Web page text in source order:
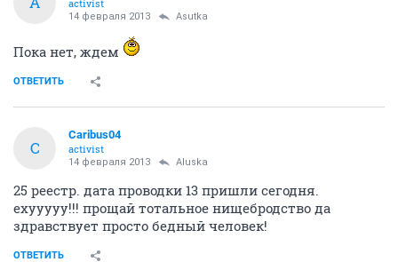
activist
14 февраля 2013 Asutka
Пока нет, ждем
ОТВЕТИТЬ
C
Caribus04
activist
14 февраля 2013 Aluska
25 реестр. дата проводки 13 пришли сегодня.
ехууууу!!! прощай тотальное нищебродство да
здравствует просто бедный человек!
ОТВЕТИТЬ